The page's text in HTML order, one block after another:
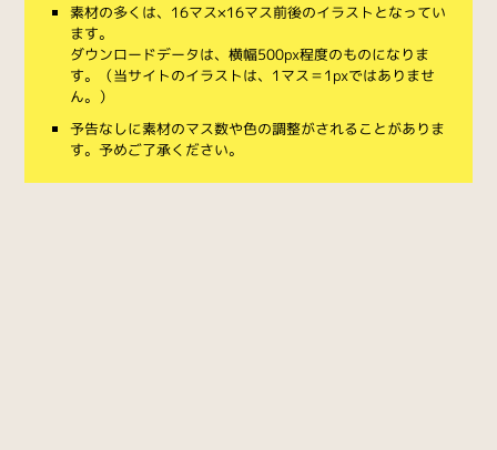
素材の多くは、16マス×16マス前後のイラストとなってい
ます。
ダウンロードデータは、横幅500px程度のものになりま
す。（当サイトのイラストは、1マス＝1pxではありませ
ん。）
予告なしに素材のマス数や色の調整がされることがありま
す。予めご了承ください。